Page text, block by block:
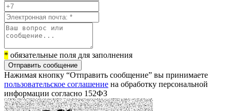
* обязательные поля для заполнения
Отправить сообщение
Нажимая кнопку “Отправить сообщение” вы принимаете
пользовательское соглашение на обработку персональной
информации согласно 152ФЗ